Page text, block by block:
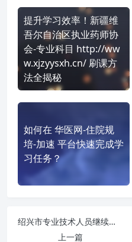
提升学习效率！新疆维
吾尔自治区执业药师协
会-专业科目 http://ww
w.xjzyysxh.cn/ 刷课方
法全揭秘
如何在 华医网-住院规
培-加速 平台快速完成学
习任务？
绍兴市专业技术人员继续教育平台-http://220.191.224.159 刷课也能轻松过！简单技巧大公开
上一篇